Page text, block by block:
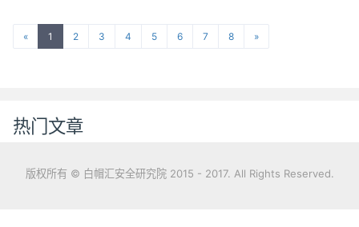
« 1 2 3 4 5 6 7 8 »
热门文章
版权所有 © 白帽汇安全研究院 2015 - 2017. All Rights Reserved.